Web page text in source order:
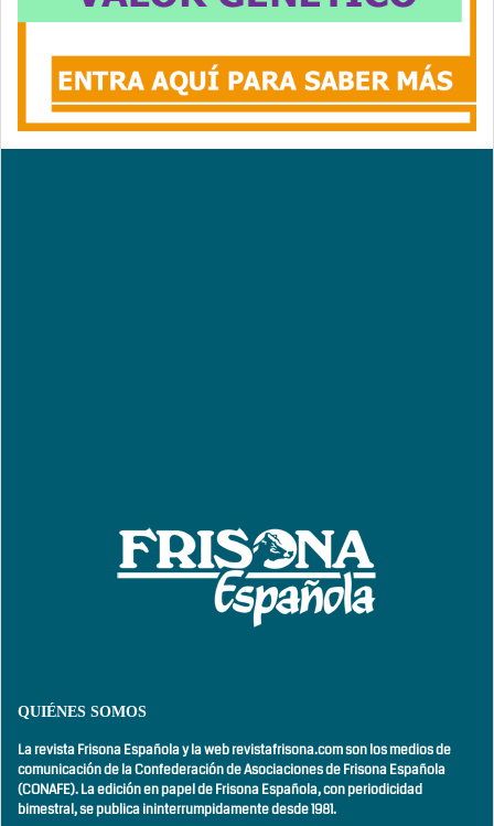
QUIÉNES SOMOS
La revista Frisona Española y la web revistafrisona.com son los medios de
comunicación de la Confederación de Asociaciones de Frisona Española
(CONAFE). La edición en papel de Frisona Española, conperiodicidad
bimestral,se publica ininterrumpidamente desde 1981.